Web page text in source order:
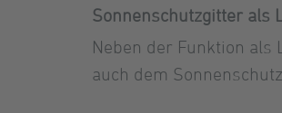
Sonnenschutzgitter als
Neben der Funktion als
auch dem Sonnenschutz.